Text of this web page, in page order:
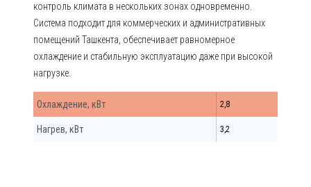
контроль климата в нескольких зонах одновременно.
Система подходит для коммерческих и административных
помещений Ташкента, обеспечивает равномерное
охлаждение и стабильную эксплуатацию даже при высокой
нагрузке.
Охлаждение, кВт 2,8
Нагрев, кВт 3,2